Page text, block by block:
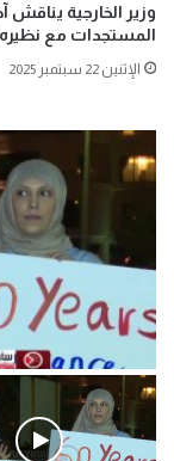
وزير الخارجية يناقش
المستجدات مع
الإثنين 22 سبتمبر 2025
.وقفة احتجاجية رمزية